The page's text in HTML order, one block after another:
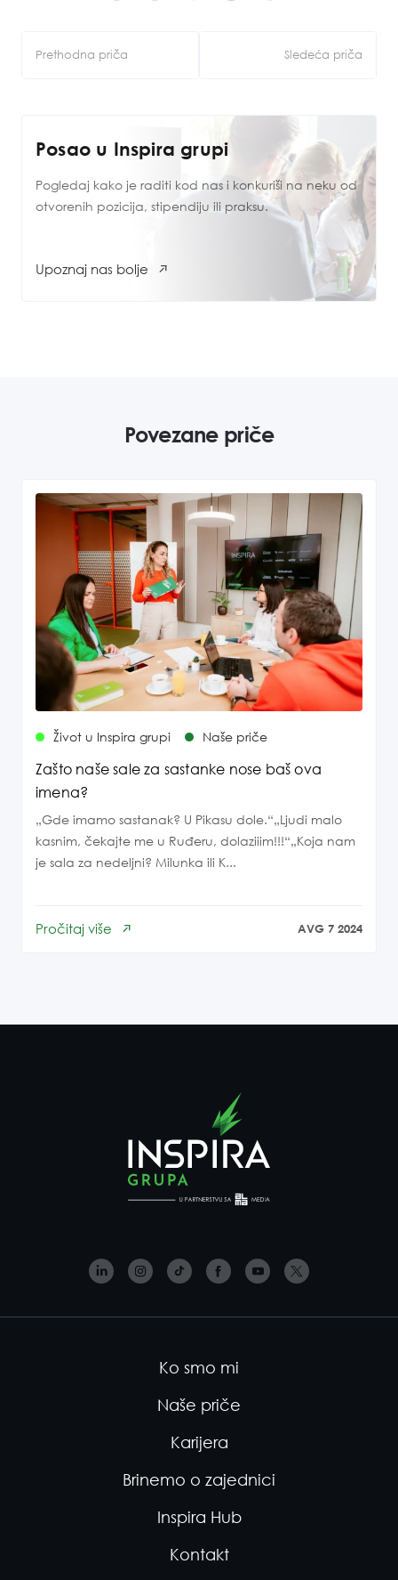
članka
Prethodna priča Sledeća priča
Posao u Inspira grupi
Pogledaj kako je raditi kod nas i konkuriši na neku od
otvorenih pozicija, stipendiju ili praksu.
Upoznaj nas bolje
Povezane priče
Život u Inspira grupi Naše priče
Zašto naše sale za sastanke nose baš ova
imena?
„Gde imamo sastanak? U Pikasu dole.“„Ljudi malo
kasnim, čekajte me u Ruđeru, dolaziiim!!!“„Koja nam
je sala za nedeljni? Milunka ili K...
Pročitaj više AVG 7 2024
Ko smo mi
Naše priče
Karijera
Brinemo o zajednici
Inspira Hub
Kontakt